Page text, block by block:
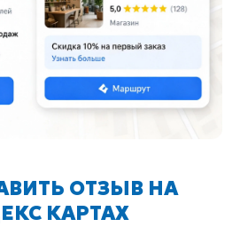
ОТЗЫВ НА
КАРТАХ